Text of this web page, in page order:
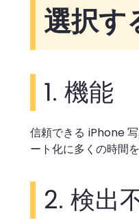
選択す
1. 機能
信頼できる iPhone
ート化に多くの時間
2. 検出